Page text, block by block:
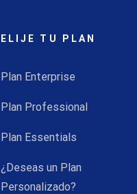
ELIJE TU PLAN
Plan Enterprise
Plan Professional
Plan Essentials
¿Deseas un Plan
Personalizado?